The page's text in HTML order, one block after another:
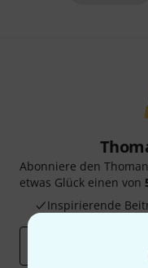
Abonniere den
etwas Glück einen von
Inspirierende